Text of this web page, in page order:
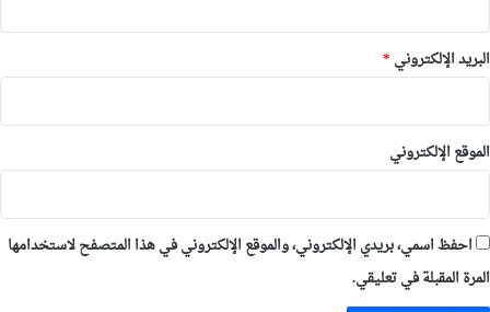
البريد الإلكتروني *
الموقع الإلكتروني
احفظ اسمي، بريدي الإلكتروني، والموقع الإلكتروني في هذا المتصفح لاستخدامها
المرة المقبلة في تعليقي.